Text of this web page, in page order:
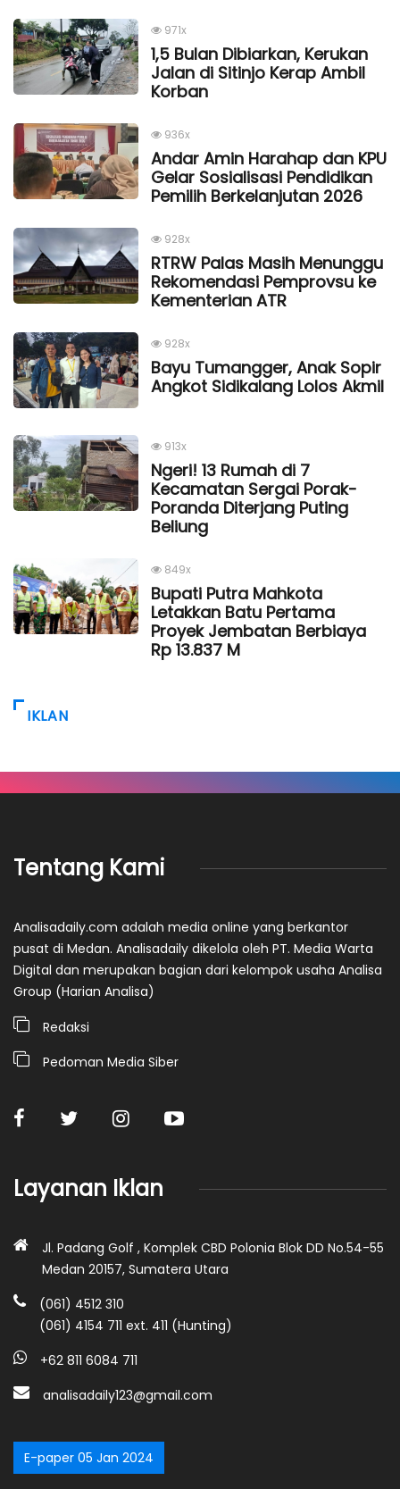
971x
1,5 Bulan Dibiarkan, Kerukan
Jalan di Sitinjo Kerap Ambil
Korban
936x
Andar Amin Harahap dan KPU
Gelar Sosialisasi Pendidikan
Pemilih Berkelanjutan 2026
928x
RTRW Palas Masih Menunggu
Rekomendasi Pemprovsu ke
Kementerian ATR
928x
Bayu Tumangger, Anak Sopir
Angkot Sidikalang Lolos Akmil
913x
Ngeri! 13 Rumah di 7
Kecamatan Sergai Porak-
Poranda Diterjang Puting
Beliung
849x
Bupati Putra Mahkota
Letakkan Batu Pertama
Proyek Jembatan Berbiaya
Rp 13.837 M
IKLAN
Tentang Kami
Analisadaily.com adalah media online yang berkantor
pusat di Medan. Analisadaily dikelola oleh PT. Media Warta
Digital dan merupakan bagian dari kelompok usaha Analisa
Group (Harian Analisa)
Redaksi
Pedoman Media Siber
Layanan Iklan
Jl. Padang Golf , Komplek CBD Polonia Blok DD No.54-55
Medan 20157, Sumatera Utara
(061) 4512 310
(061) 4154 711 ext. 411 (Hunting)
+62 811 6084 711
analisadaily123@gmail.com
E-paper 05 Jan 2024